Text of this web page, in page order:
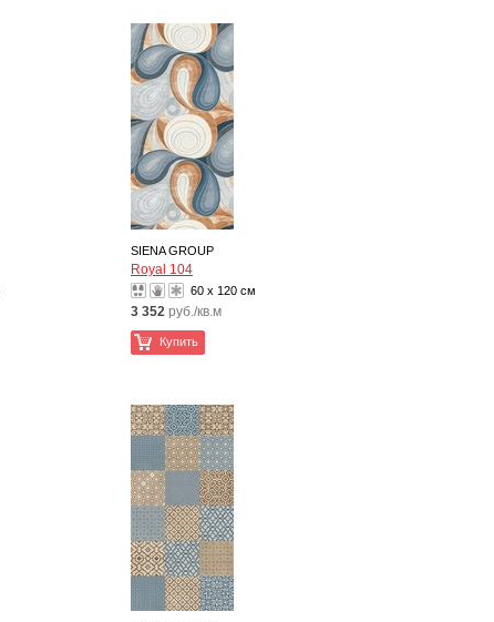
SIENA GROUP
Royal 104
60 x 120 см
3 352 руб./кв.м
Купить